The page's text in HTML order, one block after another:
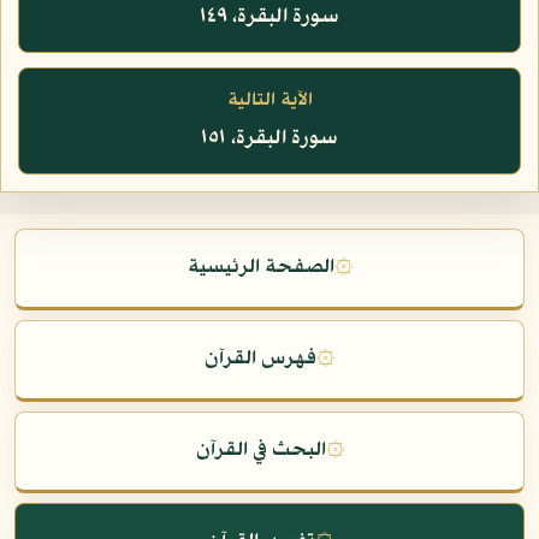
سورة البقرة، ١٤٩
الآية التالية
سورة البقرة، ١٥١
۞الصفحة الرئيسية
۞فهرس القرآن
۞البحث في القرآن